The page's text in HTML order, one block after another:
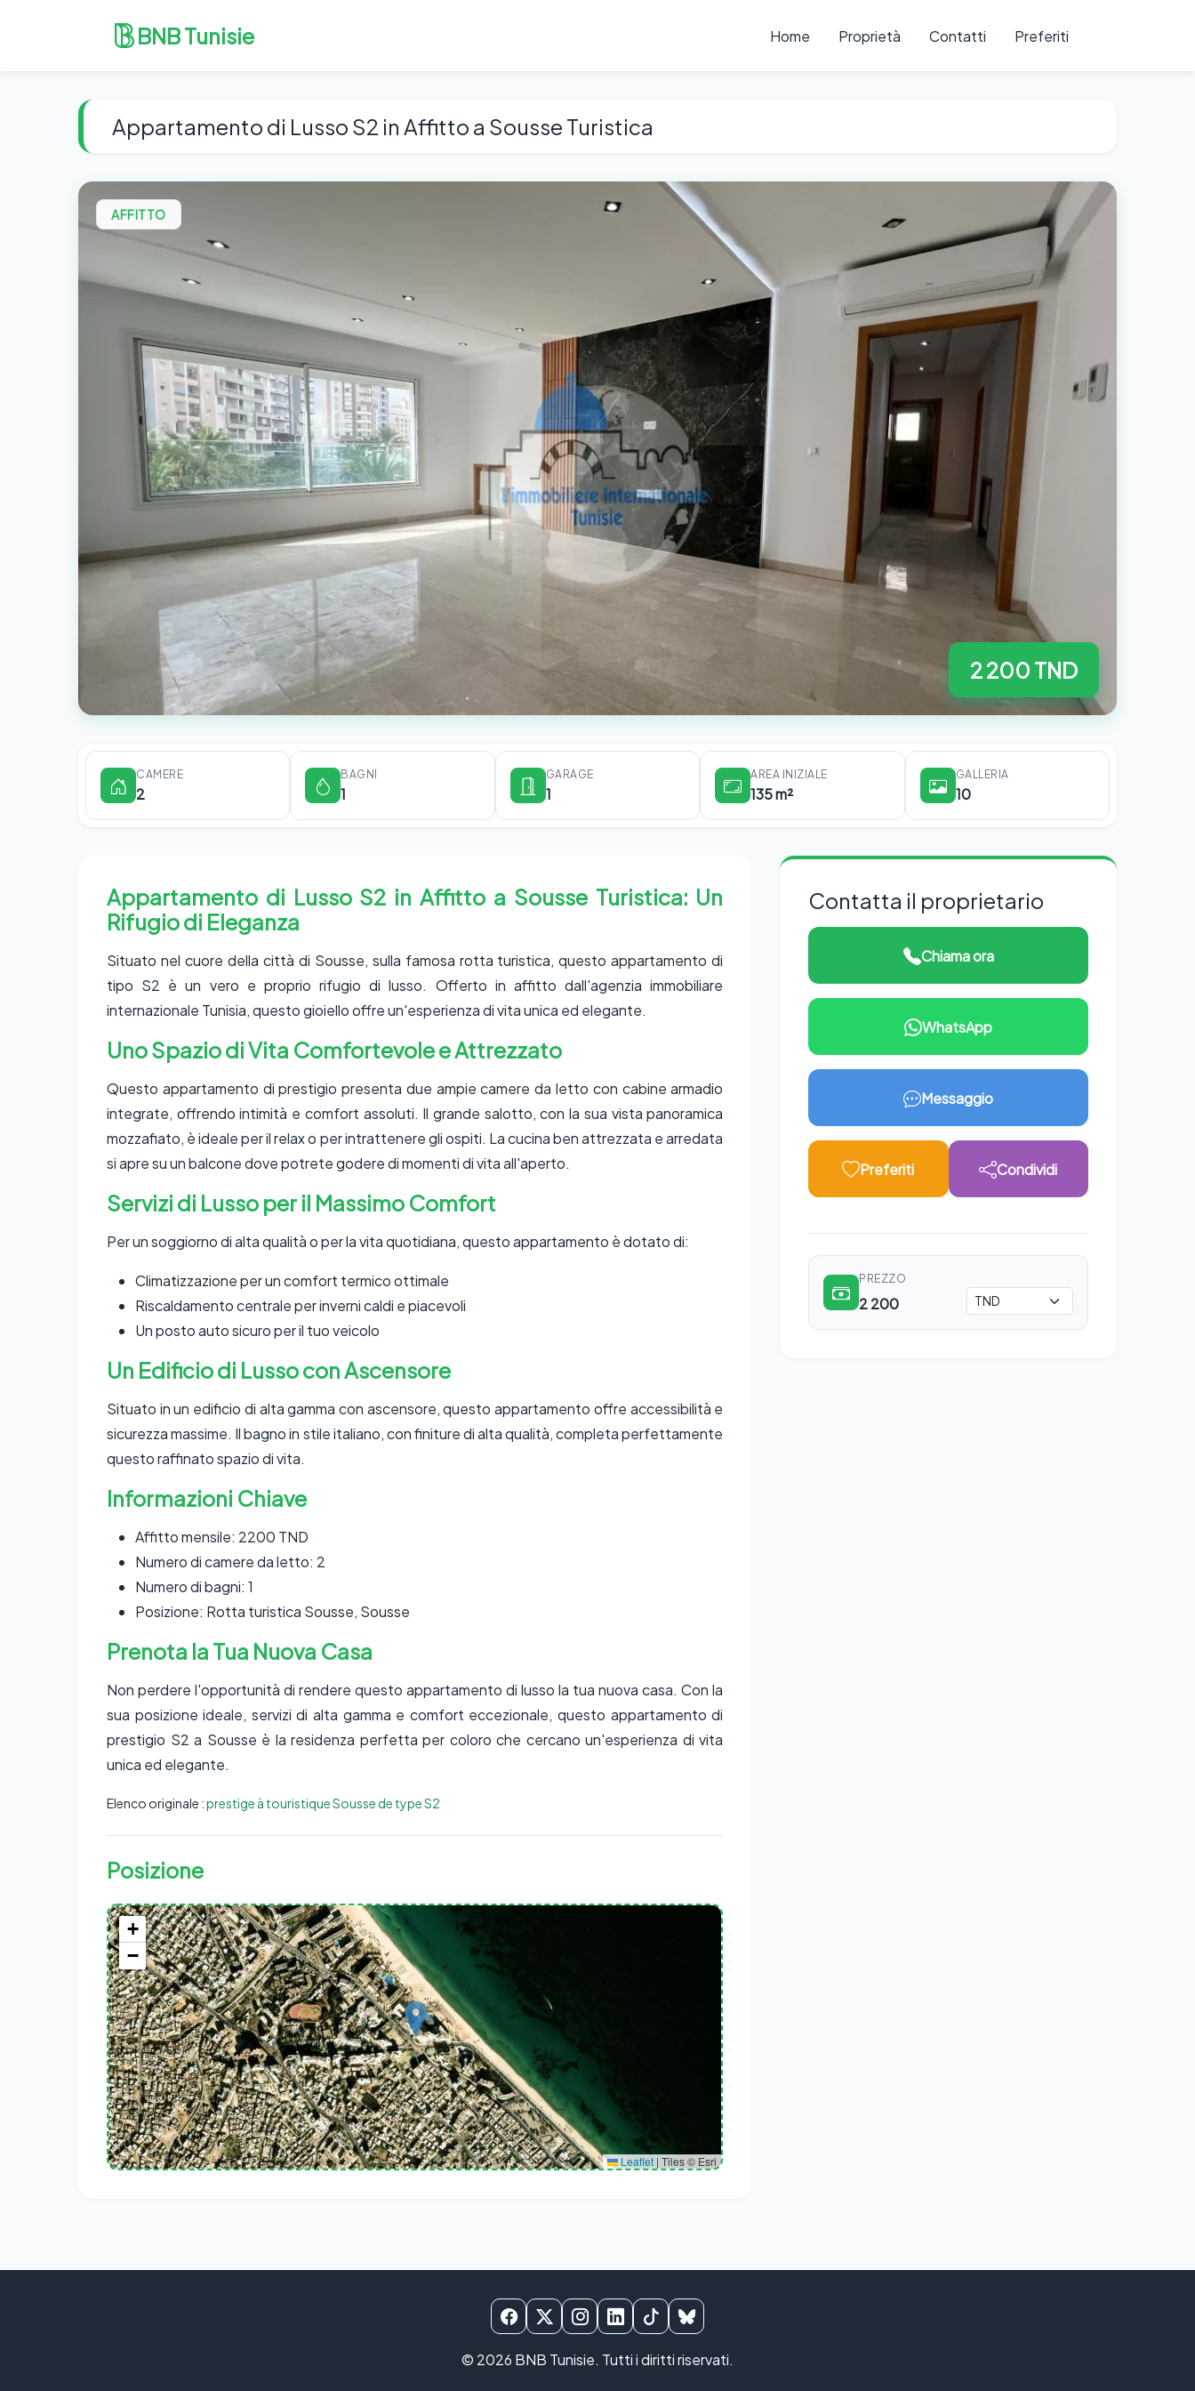
BNB Tunisie Home Proprietà Contatti Preferiti
Appartamento di Lusso S2 in Affitto a Sousse Turistica
AFFITTO
2 200 TND
CAMERE
2
BAGNI
1
GARAGE
1
AREA INIZIALE
135 m²
GALLERIA
10
Appartamento di Lusso S2 in Affitto a Sousse Turistica: Un
Rifugio di Eleganza
Situato nel cuore della città di Sousse, sulla famosa rotta turistica, questo appartamento di
tipo S2 è un vero e proprio rifugio di lusso. Offerto in affitto dall'agenzia immobiliare
internazionale Tunisia, questo gioiello offre un'esperienza di vita unica ed elegante.
Uno Spazio di Vita Comfortevole e Attrezzato
Questo appartamento di prestigio presenta due ampie camere da letto con cabine armadio
integrate, offrendo intimità e comfort assoluti. Il grande salotto, con la sua vista panoramica
mozzafiato, è ideale per il relax o per intrattenere gli ospiti. La cucina ben attrezzata e arredata
si apre su un balcone dove potrete godere di momenti di vita all'aperto.
Servizi di Lusso per il Massimo Comfort
Per un soggiorno di alta qualità o per la vita quotidiana, questo appartamento è dotato di:
Climatizzazione per un comfort termico ottimale
Riscaldamento centrale per inverni caldi e piacevoli
Un posto auto sicuro per il tuo veicolo
Un Edificio di Lusso con Ascensore
Situato in un edificio di alta gamma con ascensore, questo appartamento offre accessibilità e
sicurezza massime. Il bagno in stile italiano, con finiture di alta qualità, completa perfettamente
questo raffinato spazio di vita.
Informazioni Chiave
Affitto mensile: 2200 TND
Numero di camere da letto: 2
Numero di bagni: 1
Posizione: Rotta turistica Sousse, Sousse
Prenota la Tua Nuova Casa
Non perdere l'opportunità di rendere questo appartamento di lusso la tua nuova casa. Con la
sua posizione ideale, servizi di alta gamma e comfort eccezionale, questo appartamento di
prestigio S2 a Sousse è la residenza perfetta per coloro che cercano un'esperienza di vita
unica ed elegante.
Elenco originale :prestige à touristique Sousse de type S2
Posizione
Hôtel Riadh Palms, Avenue Hédi Chaker, Sousse, Boujaafar, Délégation Sousse Medina, Gouvernorat Sousse, 4000, Tunisie
+
−
Leaflet | Tiles © Esri
Contatta il proprietario
Chiama ora
WhatsApp
Messaggio
Preferiti Condividi
PREZZO
2 200
© 2026 BNB Tunisie. Tutti i diritti riservati.